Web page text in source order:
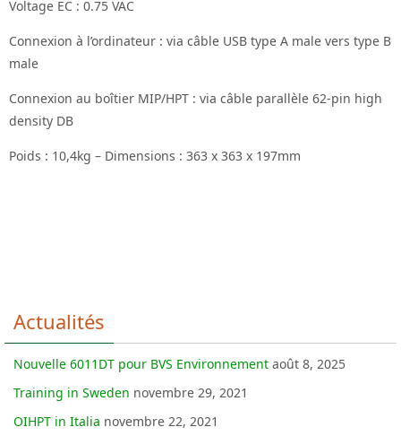
Voltage EC : 0.75 VAC
Connexion à l’ordinateur : via câble USB type A male vers type B
male
Connexion au boîtier MIP/HPT : via câble parallèle 62-pin high
density DB
Poids : 10,4kg – Dimensions : 363 x 363 x 197mm
Actualités
Nouvelle 6011DT pour BVS Environnement août 8, 2025
Training in Sweden novembre 29, 2021
OIHPT in Italia novembre 22, 2021